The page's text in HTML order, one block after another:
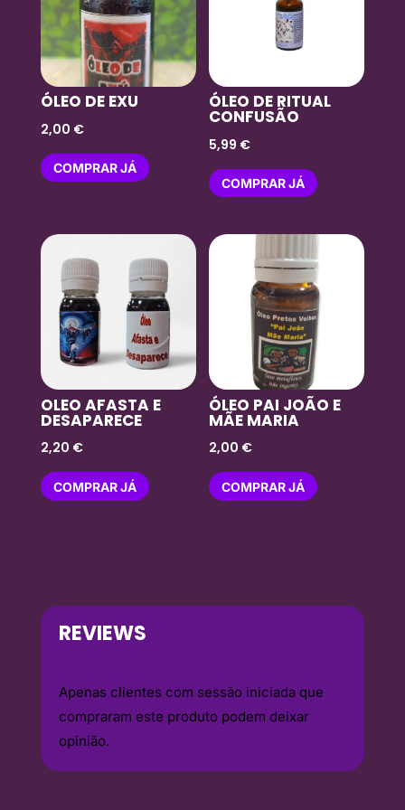
ÓLEO DE EXU
2,00 €
COMPRAR JÁ
ÓLEO DE RITUAL
CONFUSÃO
5,99 €
COMPRAR JÁ
OLEO AFASTA E
DESAPARECE
2,20 €
COMPRAR JÁ
ÓLEO PAI JOÃO E
MÃE MARIA
2,00 €
COMPRAR JÁ
REVIEWS
Apenas clientes com sessão iniciada que
compraram este produto podem deixar
opinião.